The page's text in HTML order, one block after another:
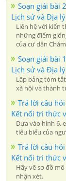
Soạn giải bài
Lịch sử và Địa
Liên hệ với kiến
những điểm
của cư dân
Soạn giải bài
Lịch sử và Địa
Lập bảng tóm
xã hội và thành
Trả lời câu
Kết nối tri thức
Dựa vào hình 6,
tiêu biểu của
Trả lời câu
Kết nối tri thức
Hãy vẽ sơ đồ
nhận xét.